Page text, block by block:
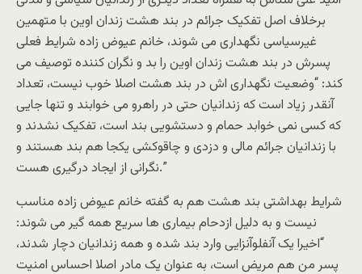
برخلاف اصل تفکیک جرائم در بند هشت زندان اوین با متهمین
غیرسیاسى نگهدارى مى شوند، خانم عیوض زاده شرایط فعلى
پسرش در بند هشت زندان اوین را بد و نگران کننده توصیف مى
کند: “وضعیت نگهدارى اش در بند هشت اصلا خوب نیست، تعداد
آنقدر زیاد است که زندانیان حتى در راهرو مى خوابند و تنها جایى
که کسى نمى خوابد حمام و دستشویى بند است، تفکیک نشدند و
با زندانیان جرائم مالى و دزدى و چاقوکشى یکجا هم بند هستند و
نگرانی از ایجاد درگیرى هست.”
شرایط بهداشتى بند هشت هم به گفته خانم عیوض زاده مناسب
نیست و به دلیل ازدحام بیمارى ها سریع همه گیر مى شوند:
“اخیرا یک آنفلوآنزایى وارد بند شده و همه زندانیان دچار شدند،
پسر من هم مریض است، به عنوان یک مادر اصلا احساس امنیت